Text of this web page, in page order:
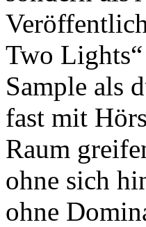
Two
Sample als
fast mit
Raum
ohne sich
ohne